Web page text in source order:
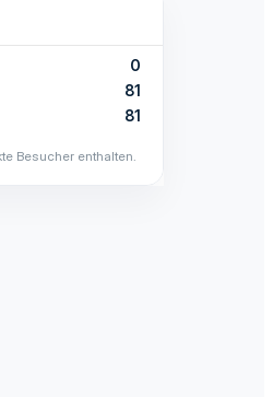
0
81
81
Besucher enthalten.